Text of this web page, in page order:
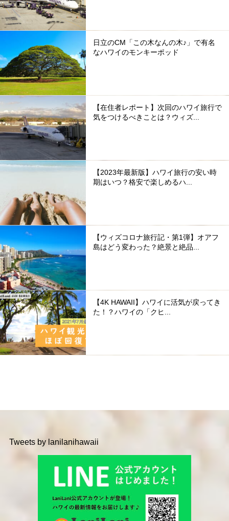
日立のCM「この木なんの木♪」で有名
なハワイのモンキーポッド
【在住者レポート】次回のハワイ旅行で
気をつけるべきことは？ウィズ...
【2023年最新版】ハワイ旅行の安い時
期はいつ？格安で楽しめるハ...
【ウィズコロナ旅行記・第1弾】オアフ
島はどう変わった？絶景と絶品...
【4K HAWAII】ハワイに活気が戻ってき
た！？ハワイの「クヒ...
Tweets by lanilanihawaii